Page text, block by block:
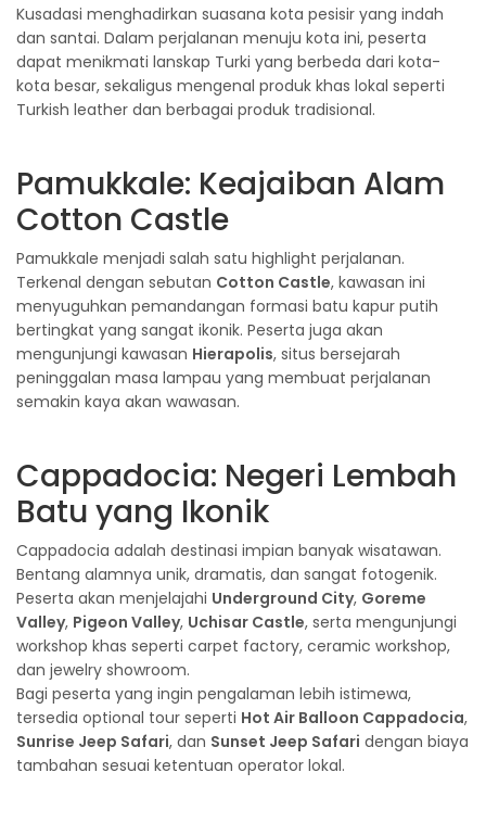
Kusadasi menghadirkan suasana kota pesisir yang indah
dan santai. Dalam perjalanan menuju kota ini, peserta
dapat menikmati lanskap Turki yang berbeda dari kota-
kota besar, sekaligus mengenal produk khas lokal seperti
Turkish leather dan berbagai produk tradisional.
Pamukkale: Keajaiban Alam
Cotton Castle
Pamukkale menjadi salah satu highlight perjalanan.
Terkenal dengan sebutan Cotton Castle, kawasan ini
menyuguhkan pemandangan formasi batu kapur putih
bertingkat yang sangat ikonik. Peserta juga akan
mengunjungi kawasan Hierapolis, situs bersejarah
peninggalan masa lampau yang membuat perjalanan
semakin kaya akan wawasan.
Cappadocia: Negeri Lembah
Batu yang Ikonik
Cappadocia adalah destinasi impian banyak wisatawan.
Bentang alamnya unik, dramatis, dan sangat fotogenik.
Peserta akan menjelajahi Underground City, Goreme
Valley, Pigeon Valley, Uchisar Castle, serta mengunjungi
workshop khas seperti carpet factory, ceramic workshop,
dan jewelry showroom.
Bagi peserta yang ingin pengalaman lebih istimewa,
tersedia optional tour seperti Hot Air Balloon Cappadocia,
Sunrise Jeep Safari, dan Sunset Jeep Safari dengan biaya
tambahan sesuai ketentuan operator lokal.